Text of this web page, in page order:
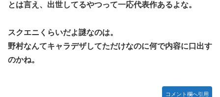
とは言え、出世してるやつって一応代表作あるよな。
スクエニくらいだよ謎なのは。
野村なんてキャラデザしてただけなのに何で内容に口出す
のかね。
コメント欄へ引用